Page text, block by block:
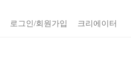
로그인/회원가입 크리에이터